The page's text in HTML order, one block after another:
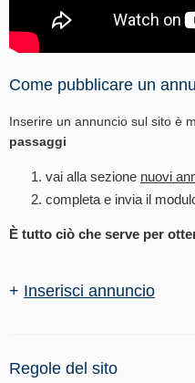
Come pubblicare un
Inserire un annuncio sul sito è
passaggi
vai alla sezione nuovi
completa e invia il
È tutto ciò che serve per
+ Inserisci annuncio
Regole del sito